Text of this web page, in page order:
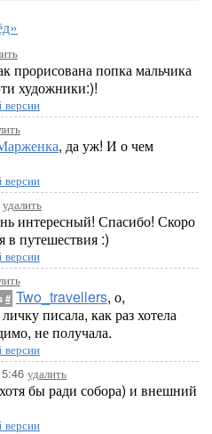
прорисована попка мальчика
художники:)!
, да уж! И о чем
удалить
интересный! Спасибо! Скоро
в путешествия :)
# Two_travellers, о,
писала, как раз хотела
не получала.
удалить
бы ради собора) и внешний